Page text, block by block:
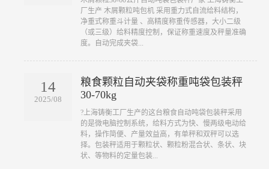
厂生产 木屑颗粒吨包机 采用重力式自流给料结构，
净重式称重斗计量 、高精度称重传感器，大小二级
（或三级）给料精度控制，保证称重速度及秤量准确
度。自动完成夹袋...
14
2025/08
粮食颗粒自动夹袋称重吨袋包装秤
30-70kg
?上海铸衡工厂生产的这台粮食自动吨袋包装秤采用
的是微电脑控制系统，给料方式为快、慢两级电动给
料，操作简便、产量效益高，有单秤和双秤可以选
择。包装秤适用于颗粒状、颗粒粉混合状、条状、块
状、等物料的定量包装...